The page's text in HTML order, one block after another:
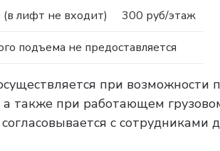
лифт не входит) 300 руб/этаж
подъема не предоставляется
при возможности
а также при работающем
с сотрудниками